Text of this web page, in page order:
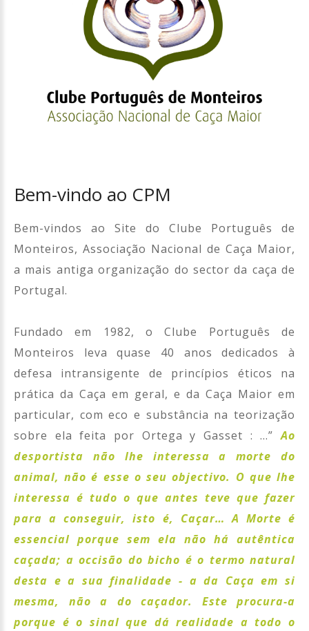
Bem-vindo ao CPM
Bem-vindos ao Site do Clube Português de
Monteiros, Associação Nacional de Caça Maior,
a mais antiga organização do sector da caça de
Portugal.
Fundado em 1982, o Clube Português de
Monteiros leva quase 40 anos dedicados à
defesa intransigente de princípios éticos na
prática da Caça em geral, e da Caça Maior em
particular, com eco e substância na teorização
sobre ela feita por Ortega y Gasset : …” Ao
desportista não lhe interessa a morte do
animal, não é esse o seu objectivo. O que lhe
interessa é tudo o que antes teve que fazer
para a conseguir, isto é, Caçar… A Morte é
essencial porque sem ela não há autêntica
caçada; a occisão do bicho é o termo natural
desta e a sua finalidade - a da Caça em si
mesma, não a do caçador. Este procura-a
porque é o sinal que dá realidade a todo o